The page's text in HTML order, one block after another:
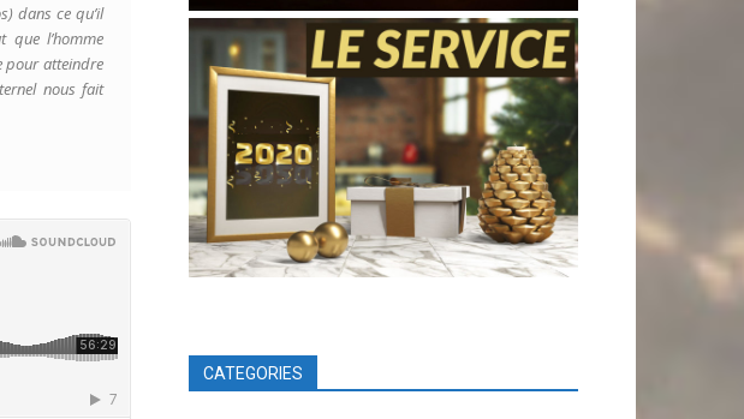
dans ce qu’il
que l’homme
pour atteindre
nous fait
CATEGORIES